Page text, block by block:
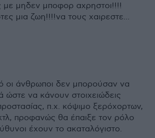
με μηδεν μποφορ αχρηστοι!!!!
μια ζωη!!!!να τους χαιρεστε...
οι άνθρωποι δεν μπορούσαν να
ώστε να κάνουν στοιχειώδεις
π.χ. κόψιμο ξερόχορτων,
προφανώς θα έπαιξε τον ρόλο
έχουν το ακαταλόγιστο.